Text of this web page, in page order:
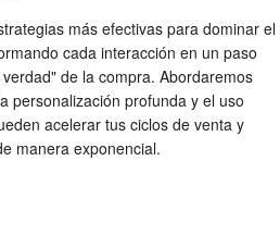
más efectivas para dominar el
cada interacción en un paso
de la compra. Abordaremos
personalización profunda y el uso
acelerar tus ciclos de venta y
manera exponencial.